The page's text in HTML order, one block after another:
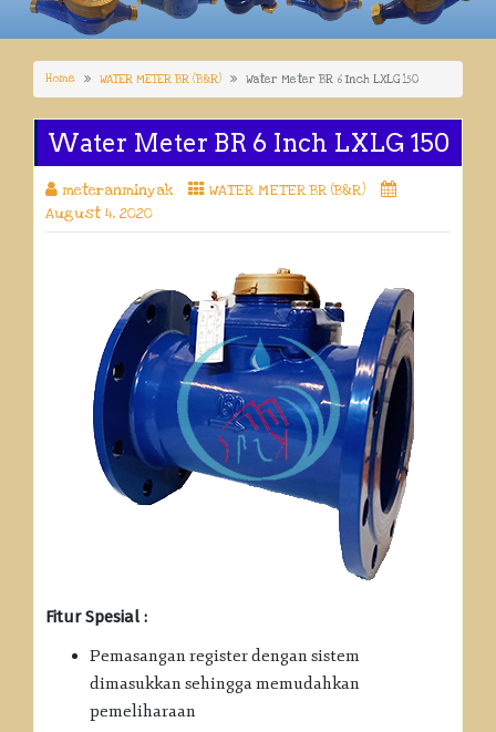
Home WATER METER BR (B&R) Water Meter BR 6 Inch LXLG 150
Water Meter BR 6 Inch LXLG 150
meteranminyak
WATER METER BR (B&R)
August 4, 2020
Fitur Spesial :
Pemasangan register dengan sistem
dimasukkan sehingga memudahkan
pemeliharaan